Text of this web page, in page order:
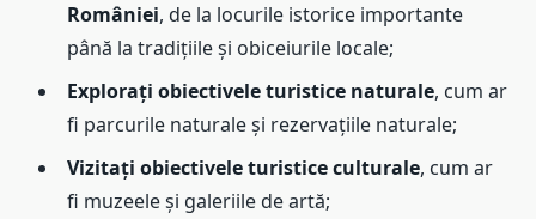
României, de la locurile istorice importante
până la tradițiile și obiceiurile locale;
Explorați obiectivele turistice naturale, cum ar
fi parcurile naturale și rezervațiile naturale;
Vizitați obiectivele turistice culturale, cum ar
fi muzeele și galeriile de artă;